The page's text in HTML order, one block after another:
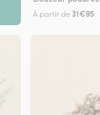
À partir de 31€95